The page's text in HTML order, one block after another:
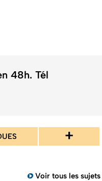
48h. Tél
+
Voir tous les sujets